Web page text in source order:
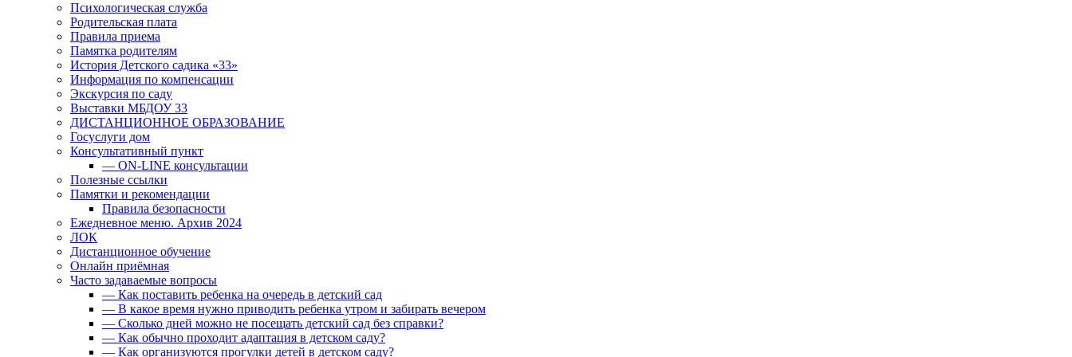
Психологическая служба
Родительская плата
Правила приема
Памятка родителям
История Детского садика «33»
Информация по компенсации
Экскурсия по саду
Выставки МБДОУ 33
ДИСТАНЦИОННОЕ ОБРАЗОВАНИЕ
Госуслуги дом
Консультативный пункт
— ON-LINE консультации
Полезные ссылки
Памятки и рекомендации
Правила безопасности
Ежедневное меню. Архив 2024
ЛОК
Дистанционное обучение
Онлайн приёмная
Часто задаваемые вопросы
— Как поставить ребенка на очередь в детский сад
— В какое время нужно приводить ребенка утром и забирать вечером
— Сколько дней можно не посещать детский сад без справки?
— Как обычно проходит адаптация в детском саду?
— Как организуются прогулки детей в детском саду?